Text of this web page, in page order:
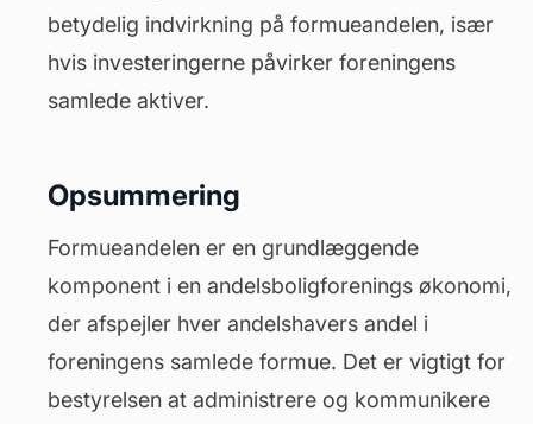
betydelig indvirkning på formueandelen, især
hvis investeringerne påvirker foreningens
samlede aktiver.
Opsummering
Formueandelen er en grundlæggende
komponent i en andelsboligforenings økonomi,
der afspejler hver andelshavers andel i
foreningens samlede formue. Det er vigtigt for
bestyrelsen at administrere og kommunikere